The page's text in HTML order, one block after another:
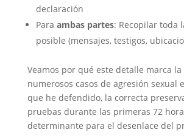
declaración
Para ambas partes: Recopilar toda
posible (mensajes, testigos,
Veamos por qué este detalle marca
numerosos casos de agresión sexual
que he defendido, la correcta
pruebas durante las primeras 72
determinante para el desenlace del